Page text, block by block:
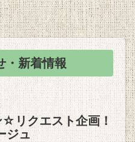
・新着情報
☆リクエスト企画！
ジュ